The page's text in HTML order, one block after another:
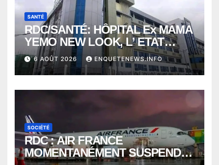
SANTÉ
RDC/SANTÉ: HÔPITAL Ex MAMA
YEMO NEW LOOK, L’ ETAT
PERD LE CONTROLE
6 AOÛT 2026 ENQUETENEWS.INFO
SOCIÉTÉ
RDC : AIR FRANCE
MOMENTANÉMENT SUSPENDU